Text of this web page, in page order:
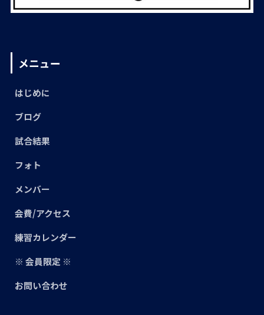
メニュー
はじめに
ブログ
試合結果
フォト
メンバー
会費/アクセス
練習カレンダー
※ 会員限定 ※
お問い合わせ